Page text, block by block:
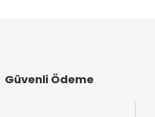
Güvenli Ödeme